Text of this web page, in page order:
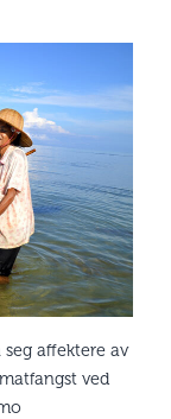
affektere av
ved